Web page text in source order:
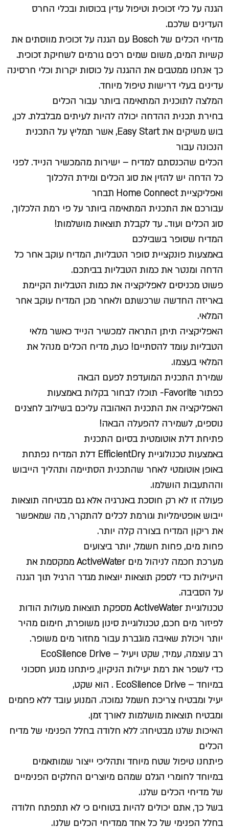
הגנה על כלי זכוכית וטיפול עדין בכוסות ובכלי החרס
העדינים שלכם.
מדיחי הכלים של Bosch עם הגנה על זכוכית מווסתים את
קשיות המים, משום שמים רכים גורמים לשחיקת זכוכית.
כך אנחנו ממטבים את ההגנה על כוסות יקרות וכלי חרסינה
עדינים בעלי דרישות טיפול מיוחד.
המלצה לתוכנית המתאימה ביותר עבור הכלים
בחירת תכנית ההדחה יכולה להיות לעיתים מבלבלת. לכן,
בוש משיקים את Easy Start, אשר תמליץ על התכנית
הנכונה עבור
הכלים שהכנסתם למדיח – ישירות מהמכשיר הנייד. לפני
כל הדחה יש להזין את סוג הכלים ומידת הלכלוך
ואפליקציית Home Connect תבחר
עבורכם את התכנית המתאימה ביותר על פי רמת הלכלוך,
סוג הכלים ועוד.. עד לקבלת תוצאות מושלמות!
המדיח שסופר בשבילכם
באמצעות פונקציית סופר הטבליות, המדיח עוקב אחר כל
הדחה ומנטר את כמות הטבליות בביתכם.
פשוט מכניסים לאפליקציה את כמות הטבליות הקיימת
באריזה החדשה שרכשתם ולאחר מכן המדיח עוקב אחר
המלאי.
האפליקציה תיתן התראה למכשיר הנייד כאשר מלאי
הטבליות עומד להסתיים! כעת, מדיח הכלים מנהל את
המלאי בעצמו.
שמירת התכנית המועדפת לפעם הבאה
כפתור Favorite- תוכלו לבחור בקלות באמצעות
האפליקציה את התכנית האהובה עליכם בשילוב לחצנים
נוספים, לשמירה להפעלה הבאה!
פתיחת דלת אוטומטית בסיום התכנית
באמצעות טכנולוגיית EfficientDry דלת המדיח נפתחת
באופן אוטומטי לאחר שהתכנית הסתיימה ותהליך הייבוש
וההתעבות הושלמו.
פעולה זו לא רק חוסכת באנרגיה אלא גם מבטיחה תוצאות
ייבוש אופטימליות וגורמת לכלים להתקרר, מה שמאפשר
את ריקון המדיח בצורה קלה יותר.
פחות מים, פחות חשמל, יותר ביצועים
מערכת חכמה לניהול מים ActiveWater ממקסמת את
היעילות כדי לספק תוצאות יוצאות מגדר הרגיל תוך הגנה
על הסביבה.
טכנולוגיית ActiveWater מספקת תוצאות מעולות הודות
לפיזור מים חכם, טכנולוגיית סינון משופרת, חימום מהיר
יותר ויכולת שאיבה מוגברת עבור מחזור מים משופר.
רב עוצמה, עמיד, שקט ויעיל – EcoSilence Drive
כדי לשפר את רמת יעילות הניקיון, פיתחנו מנוע חסכוני
במיוחד – EcoSilence Drive . הוא שקט,
יעיל ומבטיח צריכת חשמל נמוכה. המנוע עובד ללא פחמים
ומבטיח תוצאות מושלמות לאורך זמן.
האיכות שלנו מבטיחה: ללא חלודה בחלל הפנימי של מדיח
הכלים
פיתחנו טיפול שטח מיוחד ותהליכי ייצור שמותאמים
במיוחד לחומרי הגלם שמהם מיוצרים החלקים הפנימיים
של מדיחי הכלים שלנו.
בשל כך, אתם יכולים להיות בטוחים כי לא תתפתח חלודה
בחלל הפנימי של כל אחד ממדיחי הכלים שלנו.